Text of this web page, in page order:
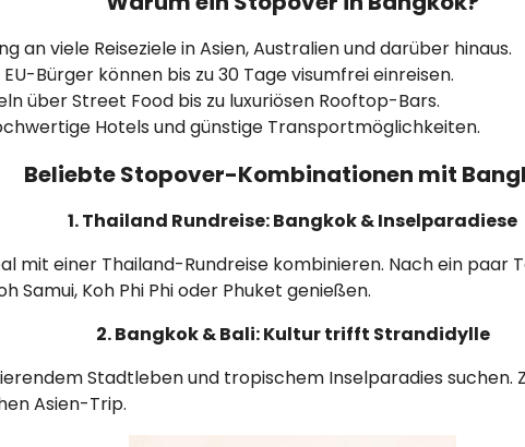
an viele Reiseziele in Asien, Australien und darüber hinaus.
EU-Bürger können bis zu 30 Tage visumfrei einreisen.
über Street Food bis zu luxuriösen Rooftop-Bars.
Hotels und günstige Transportmöglichkeiten.
Beliebte Stopover-Kombinationen mit
1. Thailand Rundreise: Bangkok & Inselparadiese
mit einer Thailand-Rundreise kombinieren. Nach ein
Samui, Koh Phi Phi oder Phuket genießen.
2. Bangkok & Bali: Kultur trifft Strandidylle
Stadtleben und tropischem Inselparadies
Asien-Trip.